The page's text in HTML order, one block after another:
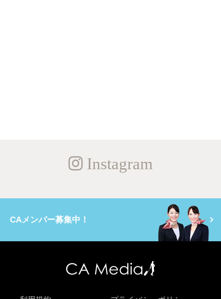
Instagram
CAメンバー募集中！